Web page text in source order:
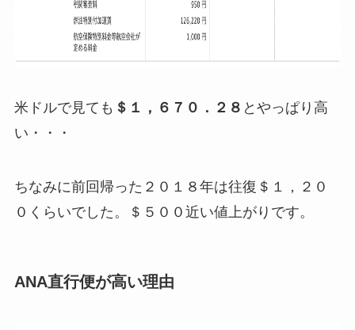
米ドルで見ても ＄１，６７０．２８ とやっぱり高
い・・・
ちなみに前回帰った２０１８年は往復＄１，２０
０くらいでした。＄５００近い値上がりです。
ANA直行便が高い理由